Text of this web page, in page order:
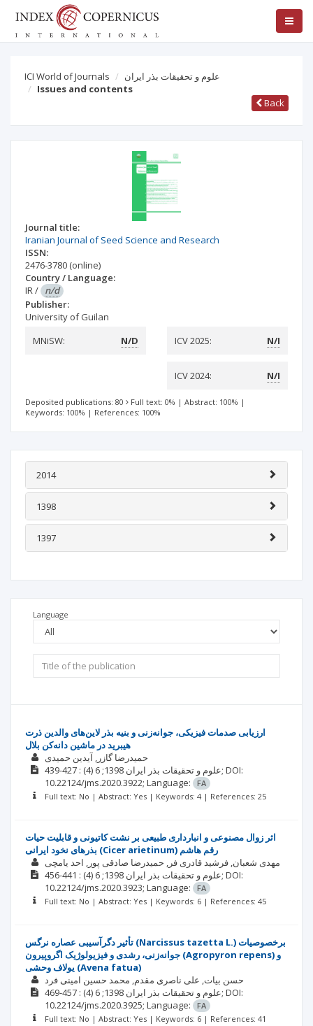
ICI World of Journals
علوم و تحقیقات بذر ایران
Issues and contents
Back
Journal title:
Iranian Journal of Seed Science and Research
ISSN:
2476-3780 (online)
Country / Language:
IR/ n/d
Publisher:
University of Guilan
MNiSW:
N/D ICV 2025: N/I
ICV 2024: N/I
Deposited publications: 80 Full text: 0% | Abstract: 100% |
Keywords: 100% | References: 100%
2014
1398
1397
Language
ارزیابی صدمات فیزیکی، جوانه‌زنی و بنیه بذر لاین‌های والدین ذرت
هیبرید در ماشین دانه‌کن بلال
حمیدرضا گازر آیدین حمیدی
علوم و تحقیقات بذر ایران 1398; 6
(4) : 427-439; DOI:
10.22124/jms.2020.3922; Language:
FA
Full text: No | Abstract: Yes | Keywords: 4 | References: 25
اثر زوال مصنوعی و انبارداری طبیعی بر نشت کاتیونی و قابلیت حیات
بذرهای نخود ایرانی (Cicer arietinum) رقم هاشم
مهدی شعبان فرشید قادری فر حمیدرضا صادقی پور احد یامچی
علوم و تحقیقات بذر ایران 1398; 6
(4) : 441-456; DOI:
10.22124/jms.2020.3923; Language:
FA
Full text: No | Abstract: Yes | Keywords: 6 | References: 45
تأثیر دگرآسیبی عصاره نرگس (Narcissus tazetta L.) برخصوصیات
جوانه‌زنی، رشدی و فیزیولوژیک اگروپیرون (Agropyron repens) و
یولاف وحشی (Avena fatua)
حسن بیات علی ناصری مقدم محمد حسین امینی فرد
علوم و تحقیقات بذر ایران 1398; 6
(4) : 457-469; DOI:
10.22124/jms.2020.3925; Language:
FA
Full text: No | Abstract: Yes | Keywords: 6 | References: 41